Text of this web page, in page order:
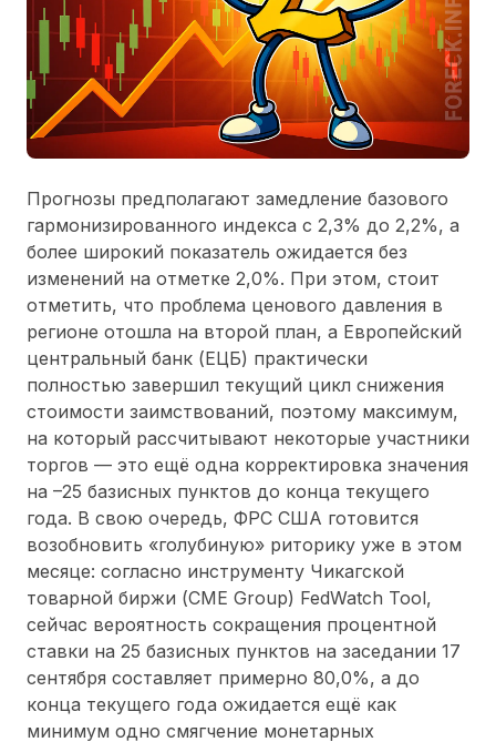
Прогнозы предполагают замедление базового
гармонизированного индекса с 2,3% до 2,2%, а
более широкий показатель ожидается без
изменений на отметке 2,0%. При этом, стоит
отметить, что проблема ценового давления в
регионе отошла на второй план, а Европейский
центральный банк (ЕЦБ) практически
полностью завершил текущий цикл снижения
стоимости заимствований, поэтому максимум,
на который рассчитывают некоторые участники
торгов — это ещё одна корректировка значения
на –25 базисных пунктов до конца текущего
года. В свою очередь, ФРС США готовится
возобновить «голубиную» риторику уже в этом
месяце: согласно инструменту Чикагской
товарной биржи (CME Group) FedWatch Tool,
сейчас вероятность сокращения процентной
ставки на 25 базисных пунктов на заседании 17
сентября составляет примерно 80,0%, а до
конца текущего года ожидается ещё как
минимум одно смягчение монетарных